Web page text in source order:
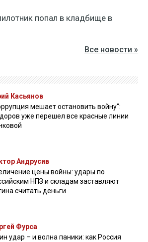
попал в кладбище в
Все новости »
Касьянов
мешает остановить войну":
уже перешел все красные линии
Андрусив
цены войны: удары по
НПЗ и складам заставляют
считать деньги
Фурса
удар – и волна паники: как Россия